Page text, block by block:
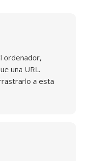
ordenador,
una URL.
a esta